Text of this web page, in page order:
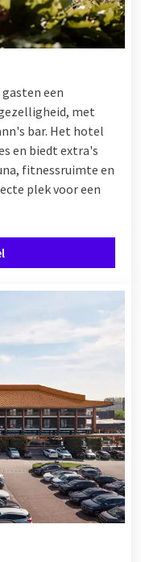
een
met
bar. Het hotel
en biedt extra's
fitnessruimte en
plek voor een